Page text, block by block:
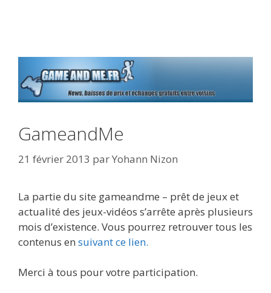
GameandMe
21 février 2013 parYohann Nizon
La partie du site gameandme – prêt de jeux et
actualité des jeux-vidéos s’arrête après plusieurs
mois d’existence. Vous pourrez retrouver tous les
contenus en suivant ce lien.
Merci à tous pour votre participation.